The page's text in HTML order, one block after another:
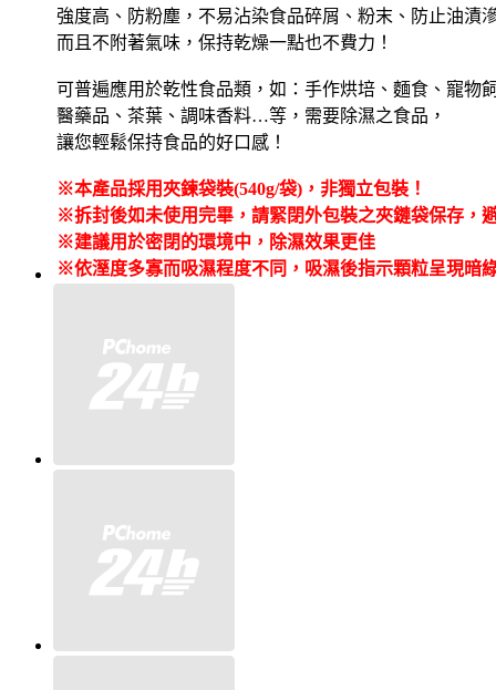
強度高、防粉塵，不易沾染食品碎屑、粉末、防止油漬
而且不附著氣味，保持乾燥一點也不費力！
可普遍應用於乾性食品類，如：手作烘培、麵食、寵物
醫藥品、茶葉、調味香料…等，需要除濕之食品，
讓您輕鬆保持食品的好口感！
※本產品採用夾鍊袋裝(540g/袋)，非獨立包裝！
※拆封後如未使用完畢，請緊閉外包裝之夾鏈袋保存，
※建議用於密閉的環境中，除濕效果更佳
※依溼度多寡而吸濕程度不同，吸濕後指示顆粒呈現暗